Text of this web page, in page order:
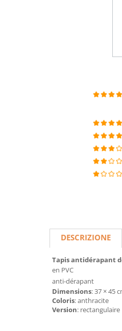
DESCRIZIONE
Tapis antidérapant
en PVC
anti-dérapant
Dimensions: 37 × 45
Coloris: anthracite
Version: rectangulaire